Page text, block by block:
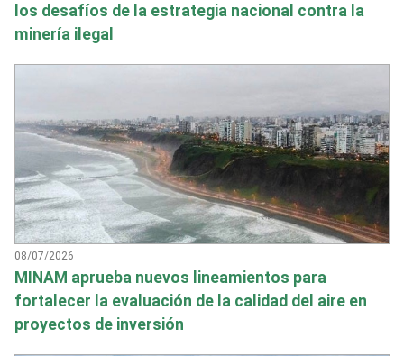
los desafíos de la estrategia nacional contra la
minería ilegal
08/07/2026
MINAM aprueba nuevos lineamientos para
fortalecer la evaluación de la calidad del aire en
proyectos de inversión